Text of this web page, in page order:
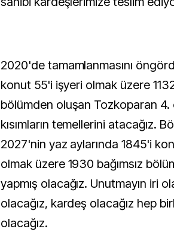
2020'de tamamlanmasını
konut 55'i işyeri olmak üzere 1132
bölümden oluşan Tozkoparan 4.
kısımların temellerini atacağız.
2027'nin yaz aylarında 1845'i
olmak üzere 1930 bağımsız
yapmış olacağız. Unutmayın iri
olacağız, kardeş olacağız hep
olacağız.